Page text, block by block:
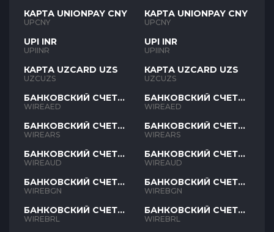
КАРТА UNIONPAY CNY
UPCNY
UPI INR
UPIINR
КАРТА UZCARD UZS
UZCUZS
БАНКОВСКИЙ СЧЕТ
AED
WIREAED
БАНКОВСКИЙ СЧЕТ
ARS
WIREARS
БАНКОВСКИЙ СЧЕТ
AUD
WIREAUD
БАНКОВСКИЙ СЧЕТ
BGN
WIREBGN
БАНКОВСКИЙ СЧЕТ
BRL
WIREBRL
КАРТА UNIONPAY CNY
UPCNY
UPI INR
UPIINR
КАРТА UZCARD UZS
UZCUZS
БАНКОВСКИЙ СЧЕТ
AED
WIREAED
БАНКОВСКИЙ СЧЕТ
ARS
WIREARS
БАНКОВСКИЙ СЧЕТ
AUD
WIREAUD
БАНКОВСКИЙ СЧЕТ
BGN
WIREBGN
БАНКОВСКИЙ СЧЕТ
BRL
WIREBRL